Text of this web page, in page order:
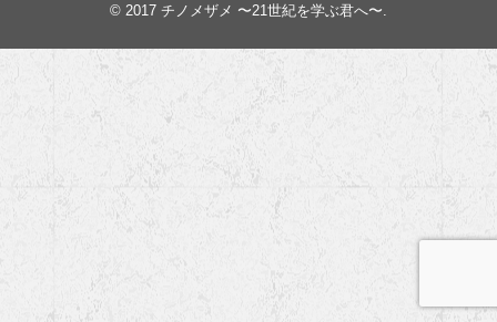
© 2017 チノメザメ 〜21世紀を学ぶ君へ〜